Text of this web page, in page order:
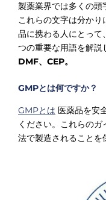
製薬業界では多くの頭
これらの文字は分か
品に携わる人にとっ
つの重要な用語を解説
DMF、CEP。
GMPとは何ですか？
GMPとは 医薬品を安
ください。これらの
法で製造されることを